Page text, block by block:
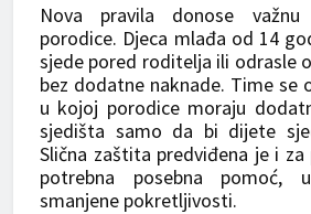
Nova pravila donose
porodice. Djeca mlađa od 14
sjede pored roditelja ili odrasle
bez dodatne naknade. Time se
u kojoj porodice moraju
sjedišta samo da bi dijete
Slična zaštita predviđena je i
potrebna posebna pomoć,
smanjene pokretljivosti.